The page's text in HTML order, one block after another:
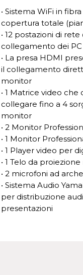
• Sistema WiFi in
copertura totale
• 12 postazioni di
collegamento dei
• La presa HDMI
il collegamento
monitor
• 1 Matrice video
collegare fino a 4
monitor
• 2 Monitor
• 1 Monitor
• 1 Player video per
• 1 Telo da
• 2 microfoni ad
• Sistema Audio
per distribuzione
presentazioni